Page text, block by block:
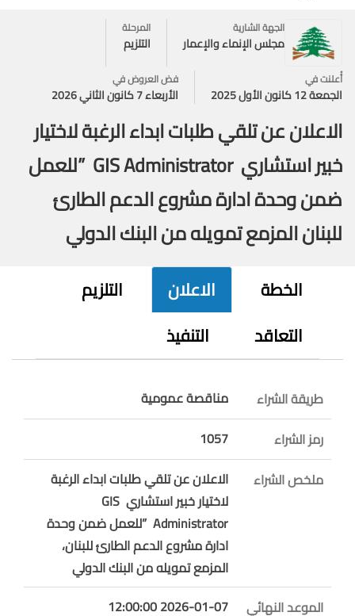
الجهة الشارية
مجلس الإنماء والإعمار
المرحلة
التلزيم
أُعلنت في
الجمعة 12 كانون الأول 2025
فض العروض في
الأربعاء 7 كانون الثاني 2026
الاعلان عن تلقي طلبات ابداء الرغبة لاختيار
خبير استشاري GIS Administrator ”للعمل
ضمن وحدة ادارة مشروع الدعم الطارئ
للبنان المزمع تمويله من البنك الدولي
الخطة الاعلان
التلزيم
التعاقد
التنفيذ
طريقة الشراء
مناقصة عمومية
رمز الشراء
1057
ملخص الشراء
الاعلان عن تلقي طلبات ابداء الرغبة
لاختيار خبير استشاري GIS
Administrator ”للعمل ضمن وحدة
ادارة مشروع الدعم الطارئ للبنان،
المزمع تمويله من البنك الدولي
الموعد النهائي
2026-01-07 12:00:00